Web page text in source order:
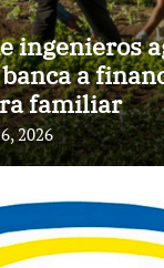
ingenieros
a
familiar
2026